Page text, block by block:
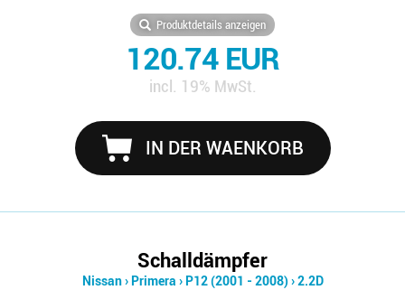
Produktdetails anzeigen
120.74 EUR
incl. 19% MwSt.
IN DER WAENKORB
Schalldämpfer
Nissan› Primera › P12 (2001 - 2008) ›2.2D